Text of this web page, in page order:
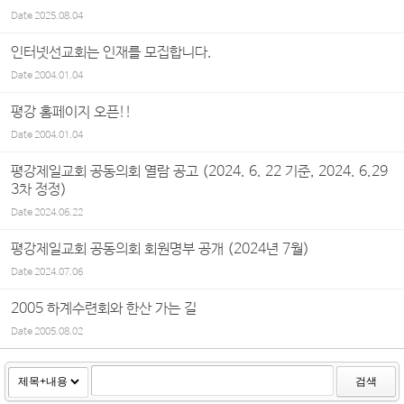
Date2025.08.04
인터넷선교회는 인재를 모집합니다.
Date2004.01.04
평강 홈페이지 오픈!!
Date2004.01.04
평강제일교회 공동의회 열람 공고 (2024. 6. 22 기준, 2024. 6.29
3차 정정)
Date2024.06.22
평강제일교회 공동의회 회원명부 공개 (2024년 7월)
Date2024.07.06
2005 하계수련회와 한산 가는 길
Date2005.08.02
검색